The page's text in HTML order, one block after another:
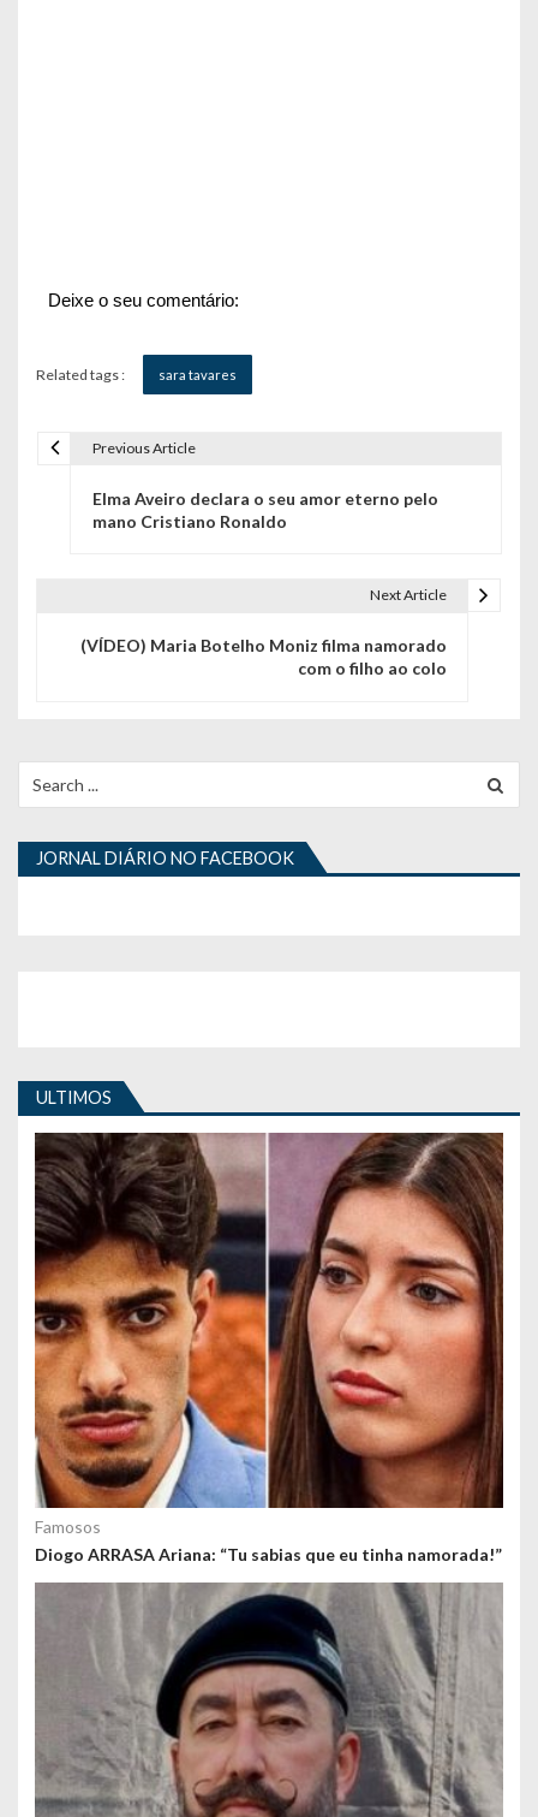
Deixe o seu comentário:
Related tags : sara tavares
ã
o
d
i
g
o
s
Previous Article
Elma Aveiro declara o seu amor eterno pelo
mano Cristiano Ronaldo
Next Article
(VÍDEO) Maria Botelho Moniz filma namorado
com o filho ao colo
for:
JORNAL DIÁRIO NO FACEBOOK
ULTIMOS
Famosos
Diogo ARRASA Ariana: “Tu sabias que eu tinha namorada!”